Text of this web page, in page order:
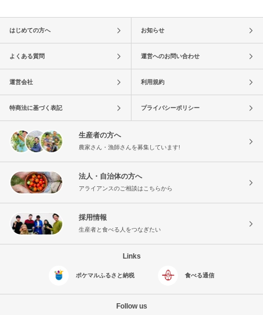
はじめての方へ お知らせ
よくある質問 運営へのお問い合わせ
運営会社 利用規約
特商法に基づく表記 プライバシーポリシー
生産者の方へ
農家さん・漁師さんを募集しています!
法人・自治体の方へ
アライアンスのご相談はこちらから
採用情報
生産者と食べる人をつなぎたい
Links
ポケマルふるさと納税 食べる通信
Follow us